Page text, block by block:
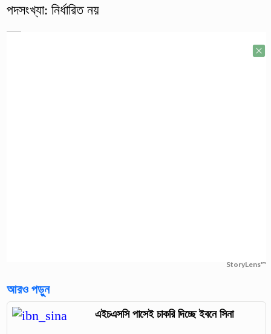
পদসংখ্যা: নির্ধারিত নয়
StoryLens™
আরও পড়ুন
এইচএসসি পাসেই চাকরি দিচ্ছে ইবনে সিনা